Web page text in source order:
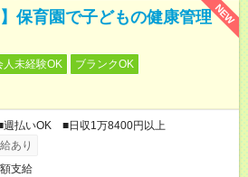
NEW
保育園で子どもの健康管理
人未経験OK
ブランクOK
払いOK ■日収1万8400円以上
あり
支給